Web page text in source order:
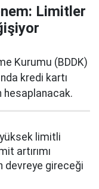
Limitler
Kurumu (BDDK)
kredi kartı
hesaplanacak.
limitli
artırımı
devreye gireceği